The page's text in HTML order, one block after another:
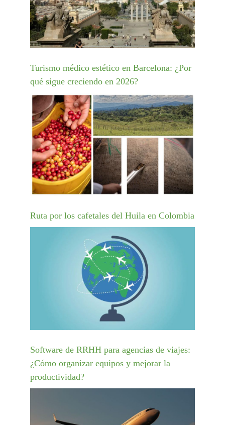
Turismo médico estético en Barcelona: ¿Por
qué sigue creciendo en 2026?
Ruta por los cafetales del Huila en Colombia
Software de RRHH para agencias de viajes:
¿Cómo organizar equipos y mejorar la
productividad?